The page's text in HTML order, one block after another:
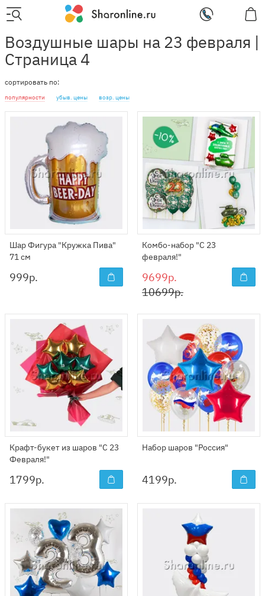
Воздушные шары на 23 февраля |
Страница 4
сортировать по:
популярности убыв. цены возр. цены
Шар Фигура "Кружка Пива"
71 см
999р.
Комбо-набор "С 23
февраля!"
9699р.
10699р.
Крафт-букет из шаров "С 23
Февраля!"
1799р.
Набор шаров "Россия"
4199р.